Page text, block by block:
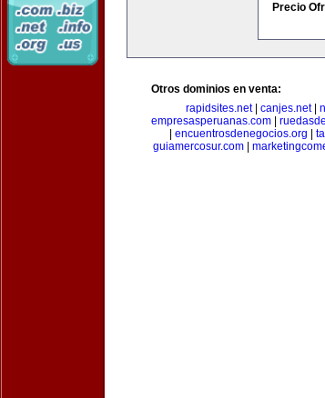
Precio
Otros dominios en venta:
rapidsites.net| canjes.net|
empresasperuanas.com
encuentrosdenegocios.org
guiamercosur.com|